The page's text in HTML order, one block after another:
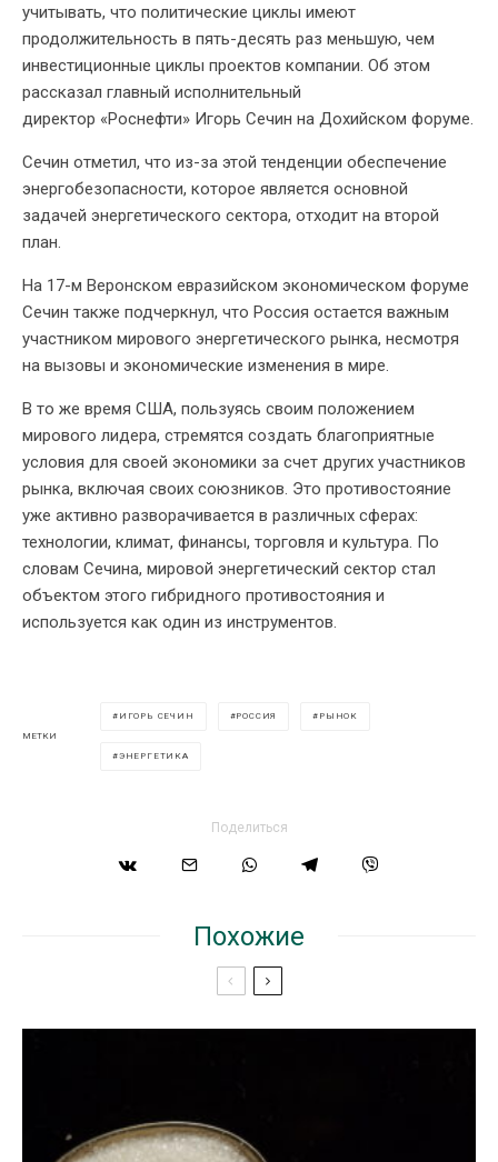
учитывать, что политические циклы имеют
продолжительность в пять-десять раз меньшую, чем
инвестиционные циклы проектов компании. Об этом
рассказал главный исполнительный
директор «Роснефти» Игорь Сечин на Дохийском форуме.
Сечин отметил, что из-за этой тенденции обеспечение
энергобезопасности, которое является основной
задачей энергетического сектора, отходит на второй
план.
На 17-м Веронском евразийском экономическом форуме
Сечин также подчеркнул, что Россия остается важным
участником мирового энергетического рынка, несмотря
на вызовы и экономические изменения в мире.
В то же время США, пользуясь своим положением
мирового лидера, стремятся создать благоприятные
условия для своей экономики за счет других участников
рынка, включая своих союзников. Это противостояние
уже активно разворачивается в различных сферах:
технологии, климат, финансы, торговля и культура. По
словам Сечина, мировой энергетический сектор стал
объектом этого гибридного противостояния и
используется как один из инструментов.
МЕТКИ
ИГОРЬ СЕЧИН РОССИЯ РЫНОК
ЭНЕРГЕТИКА
Поделиться
Похожие